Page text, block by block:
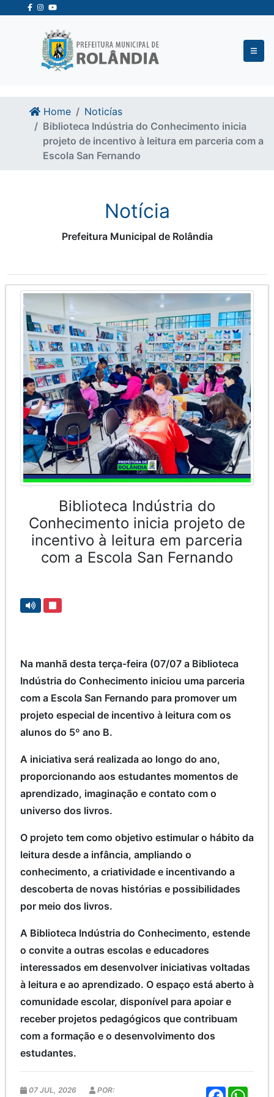
Ir para o conteudo
Ir para o fim do conteudo
Home
Noticías
Biblioteca Indústria do Conhecimento inicia
projeto de incentivo à leitura em parceria com a
Escola San Fernando
Notícia
Prefeitura Municipal de Rolândia
Biblioteca Indústria do
Conhecimento inicia projeto de
incentivo à leitura em parceria
com a Escola San Fernando
Na manhã desta terça-feira (07/07 a Biblioteca
Indústria do Conhecimento iniciou uma parceria
com a Escola San Fernando para promover um
projeto especial de incentivo à leitura com os
alunos do 5º ano B.
A iniciativa será realizada ao longo do ano,
proporcionando aos estudantes momentos de
aprendizado, imaginação e contato com o
universo dos livros.
O projeto tem como objetivo estimular o hábito da
leitura desde a infância, ampliando o
conhecimento, a criatividade e incentivando a
descoberta de novas histórias e possibilidades
por meio dos livros.
A Biblioteca Indústria do Conhecimento, estende
o convite a outras escolas e educadores
interessados em desenvolver iniciativas voltadas
à leitura e ao aprendizado. O espaço está aberto à
comunidade escolar, disponível para apoiar e
receber projetos pedagógicos que contribuam
com a formação e o desenvolvimento dos
estudantes.
F
07 JUL, 2026 POR: